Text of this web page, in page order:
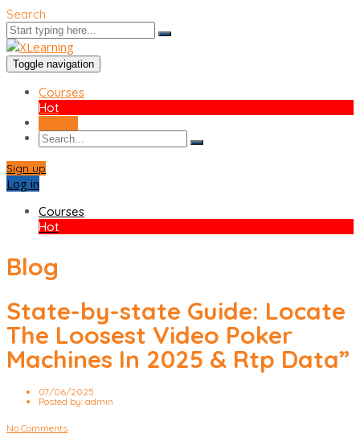
Search
Toggle navigation
Courses
Hot
Sign up
Log in
Courses
Hot
Blog
State-by-state Guide: Locate
The Loosest Video Poker
Machines In 2025 & Rtp Data”
07/06/2025
Posted by: admin
No Comments